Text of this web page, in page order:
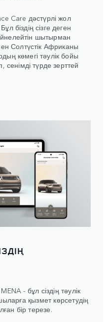
Care дәстүрлі жол
біздің сізге деген
шытырман
Солтүстік Африканы
көмегі тәулік бойы
сенімді түрде зерттей
- бұл сіздің тәулік
қызмет көрсетудің
бір терезе.